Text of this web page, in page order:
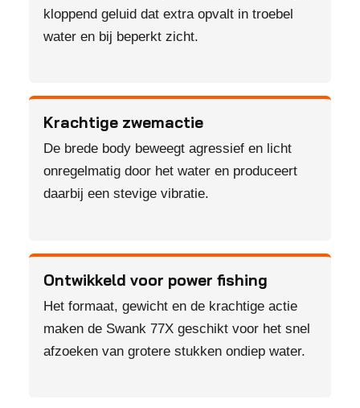
kloppend geluid dat extra opvalt in troebel
water en bij beperkt zicht.
Krachtige zwemactie
De brede body beweegt agressief en licht
onregelmatig door het water en produceert
daarbij een stevige vibratie.
Ontwikkeld voor power fishing
Het formaat, gewicht en de krachtige actie
maken de Swank 77X geschikt voor het snel
afzoeken van grotere stukken ondiep water.